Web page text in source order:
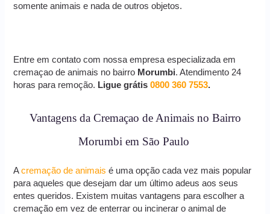
somente animais e nada de outros objetos.
Entre em contato com nossa empresa especializada em
cremaçao de animais no bairro Morumbi. Atendimento 24
horas para remoção. Ligue grátis0800 360 7553.
Vantagens da Cremaçao de Animais no Bairro
Morumbi em São Paulo
Acremação de animais é uma opção cada vez mais popular
para aqueles que desejam dar um último adeus aos seus
entes queridos. Existem muitas vantagens para escolher a
cremação em vez de enterrar ou incinerar o animal de